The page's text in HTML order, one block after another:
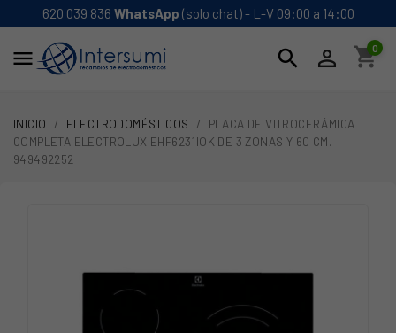
620 039 836 WhatsApp (solo chat) - L-V 09:00 a 14:00
 search  shopping_cart
0
INICIO ELECTRODOMÉSTICOS
PLACA DE VITROCERÁMICA
COMPLETA ELECTROLUX EHF6231IOK DE 3 ZONAS Y 60 CM.
949492252